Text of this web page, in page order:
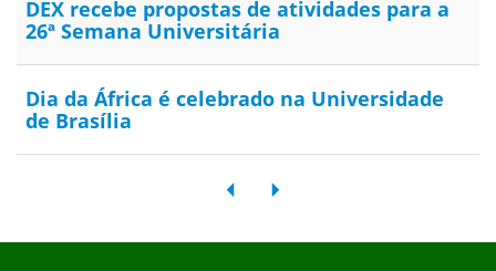
DEX recebe propostas de atividades para a
26ª Semana Universitária
Dia da África é celebrado na Universidade
de Brasília